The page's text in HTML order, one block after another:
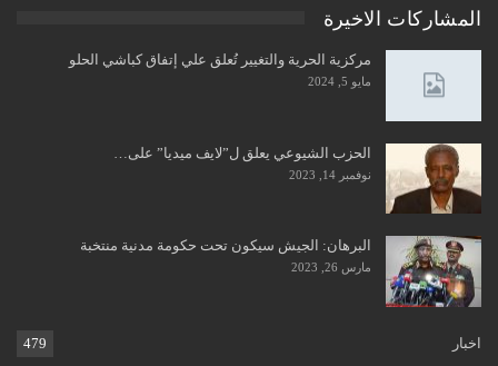
المشاركات الاخيرة
مركزية الحرية والتغيير تُعلق علي إتفاق كباشي الحلو
مايو 5, 2024
الحزب الشيوعي يعلق ل”لايف ميديا” على…
نوفمبر 14, 2023
البرهان: الجيش سيكون تحت حكومة مدنية منتخبة
مارس 26, 2023
اخبار 479